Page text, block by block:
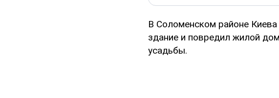
В Соломенском районе
здание и повредил жилой
усадьбы.